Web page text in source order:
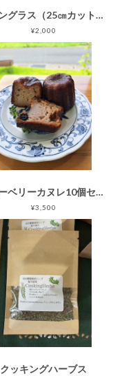
レモングラス（25㎝カット）100ｇ
¥2,000
ブルーベリーカヌレ10個セット
¥3,500
クッキングハーブス